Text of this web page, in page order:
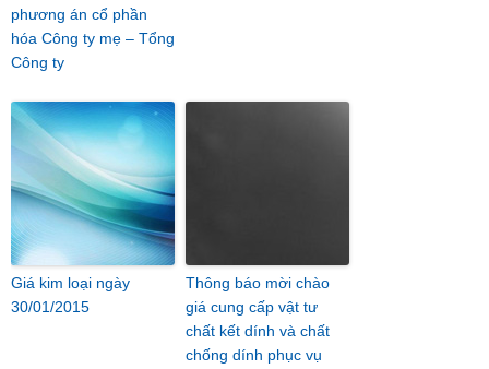
phương án cổ phần
hóa Công ty mẹ – Tổng
Công ty
Giá kim loại ngày
30/01/2015
Thông báo mời chào
giá cung cấp vật tư
chất kết dính và chất
chống dính phục vụ